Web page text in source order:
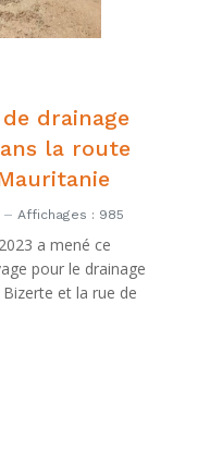
drainage
la route
Affichages : 985
a mené ce
pour le drainage
et la rue de